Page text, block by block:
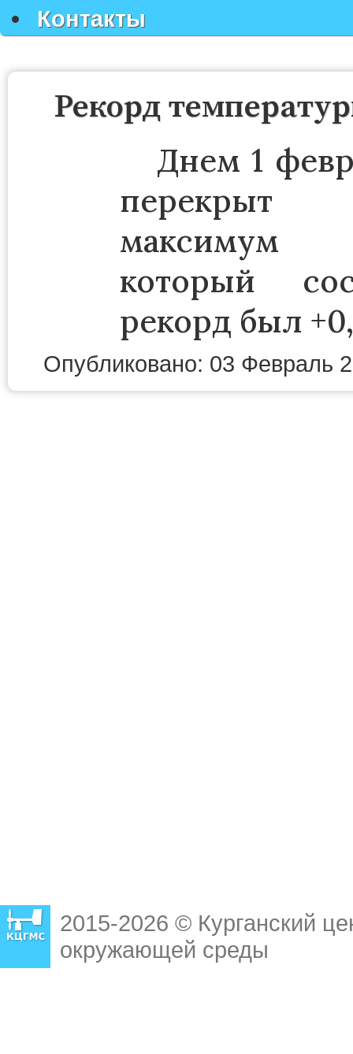
Контакты
Рекорд
Днем 1
максимум
который
рекорд был
Опубликовано: 03 Февраль
2015-2026 © Курганский
окружающей среды